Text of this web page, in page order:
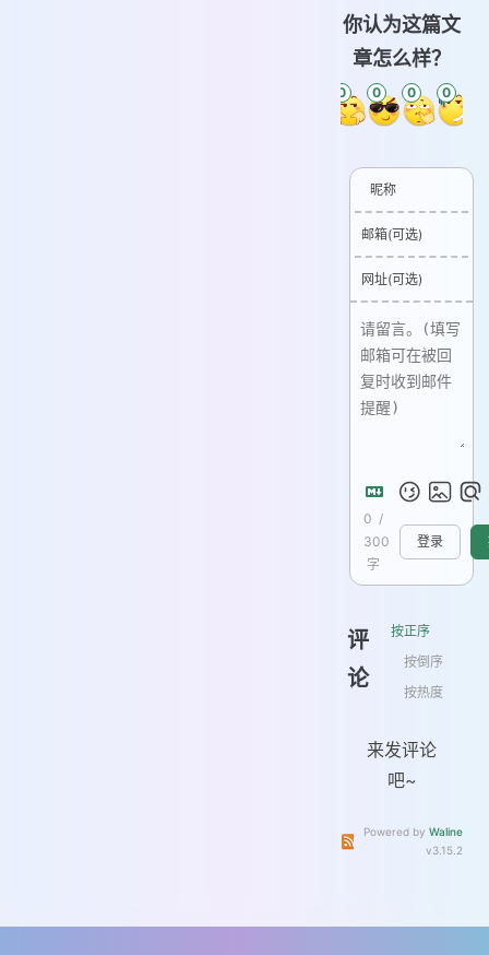
你认为这篇文
章怎么样？
0 0 0 0
昵称
邮箱(可选)
网址(可选)
0 /
300
字
登录
评
论
按正序
按倒序
按热度
来发评论
吧~
订阅本文评论
Powered by Waline
v3.15.2